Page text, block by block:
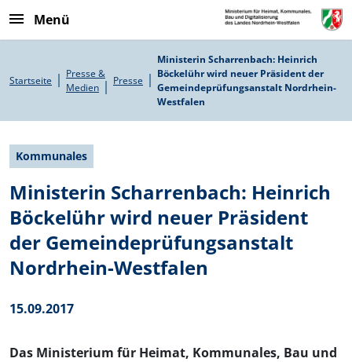
Menü
Pfadnavigation
Startseite
Presse &
Medien
Presse
Ministerin Scharrenbach: Heinrich
Böckelühr wird neuer Präsident der
Gemeindeprüfungsanstalt Nordrhein-
Westfalen
Kommunales
Ministerin Scharrenbach: Heinrich
Böckelühr wird neuer Präsident
der Gemeindeprüfungsanstalt
Nordrhein-Westfalen
15.09.2017
Das Ministerium für Heimat, Kommunales, Bau und